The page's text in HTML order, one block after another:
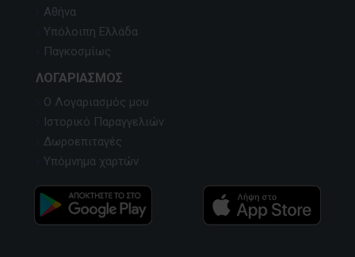
Αθήνα
Υπόλοιπη Ελλάδα
Παγκοσμίως
ΛΟΓΑΡΙΑΣΜΌΣ
Ο Λογαριασμός μου
Ιστορικό Παραγγελιών
Δωροεπιταγές
Υπόμνημα χαρτών